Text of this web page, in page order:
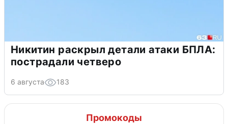
Никитин раскрыл детали атаки БПЛА:
пострадали четверо
6 августа 183
Промокоды